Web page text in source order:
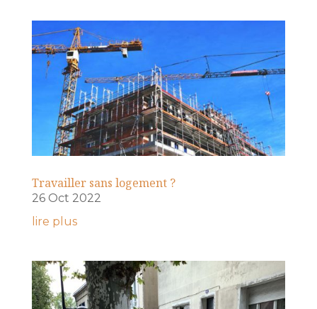
Travailler sans logement ?
26 Oct 2022
lire plus